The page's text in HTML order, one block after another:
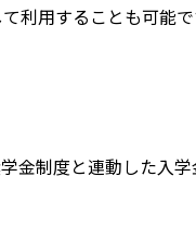
利用することも可能で
金制度と連動した入